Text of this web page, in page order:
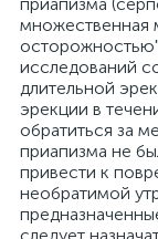
множественная
исследований
длительной
эрекции в
обратиться за
приапизма не
привести к
необратимой